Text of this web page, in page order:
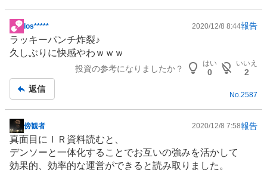
掲
示
板
los***** 2020/12/8 8:44報告
ラッキーパンチ炸裂♪
久しぶりに快感やわｗｗｗ
投資の参考になりましたか？
はい
0
いいえ
2
返信
No.2587
掲
示
板
傍観者 2020/12/8 7:58報告
真面目にＩＲ資料読むと、
デンソーと一体化することでお互いの強みを活かして
効果的、効率的な運営ができると読み取りました。